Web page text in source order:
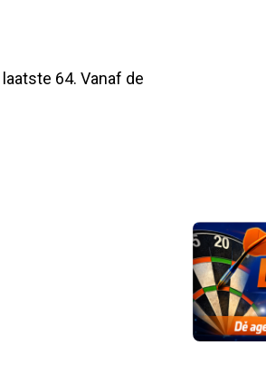
64. Vanaf de